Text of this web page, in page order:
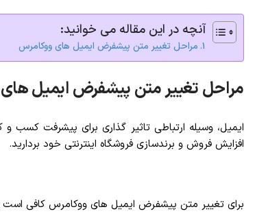
آنچه در این مقاله می خوانید:
مراحل تغییر متن پیشفرض ایمیل های ووکامرس
مراحل تغییر متن پیشفرض ایمیل
ایمیل، وسیله ارتباطی تاثیر گذاری برای پیشرفت
افزایش فروش و برندسازی فروشگاه اینترنتی خود بردارید.
برای تغییر متن پیشفرض ایمیل های ووکامرس کافی